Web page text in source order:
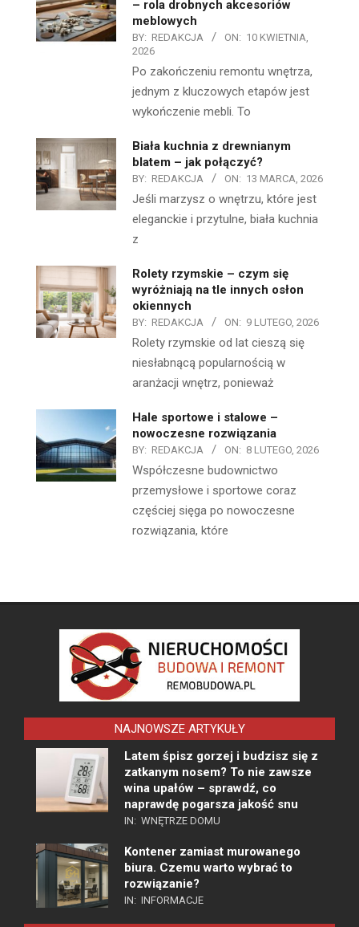
– rola drobnych akcesoriów
meblowych
BY: REDAKCJA ON: 10 KWIETNIA,
2026
Po zakończeniu remontu wnętrza,
jednym z kluczowych etapów jest
wykończenie mebli. To
Biała kuchnia z drewnianym
blatem – jak połączyć?
BY: REDAKCJA ON: 13 MARCA, 2026
Jeśli marzysz o wnętrzu, które jest
eleganckie i przytulne, biała kuchnia
z
Rolety rzymskie – czym się
wyróżniają na tle innych osłon
okiennych
BY: REDAKCJA ON: 9 LUTEGO, 2026
Rolety rzymskie od lat cieszą się
niesłabnącą popularnością w
aranżacji wnętrz, ponieważ
Hale sportowe i stalowe –
nowoczesne rozwiązania
BY: REDAKCJA ON: 8 LUTEGO, 2026
Współczesne budownictwo
przemysłowe i sportowe coraz
częściej sięga po nowoczesne
rozwiązania, które
NAJNOWSZE ARTYKUŁY
Latem śpisz gorzej i budzisz się z
zatkanym nosem? To nie zawsze
wina upałów – sprawdź, co
naprawdę pogarsza jakość snu
IN: WNĘTRZE DOMU
Kontener zamiast murowanego
biura. Czemu warto wybrać to
rozwiązanie?
IN: INFORMACJE